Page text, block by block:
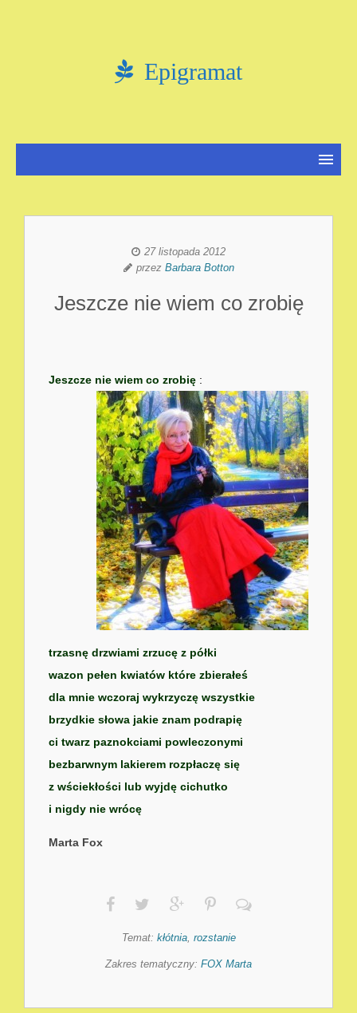
Epigramat
27 listopada 2012
przez Barbara Botton
Jeszcze nie wiem co zrobię
Jeszcze nie wiem co zrobię :
trzasnę drzwiami zrzucę z półki
wazon pełen kwiatów które zbierałeś
dla mnie wczoraj wykrzyczę wszystkie
brzydkie słowa jakie znam podrapię
ci twarz paznokciami powleczonymi
bezbarwnym lakierem rozpłaczę się
z wściekłości lub wyjdę cichutko
i nigdy nie wrócę
Marta Fox
Temat: kłótnia, rozstanie
Zakres tematyczny: FOX Marta